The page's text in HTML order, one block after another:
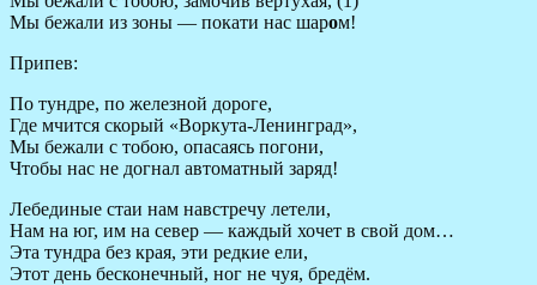
Мы бежали из зоны — покати нас шаром!
Припев:
По тундре, по железной дороге,
Где мчится скорый «Воркута-Ленинград»,
Мы бежали с тобою, опасаясь погони,
Чтобы нас не догнал автоматный заряд!
Лебединые стаи нам навстречу летели,
Нам на юг, им на север — каждый хочет в свой дом…
Эта тундра без края, эти редкие ели,
Этот день бесконечный, ног не чуя, бредём.